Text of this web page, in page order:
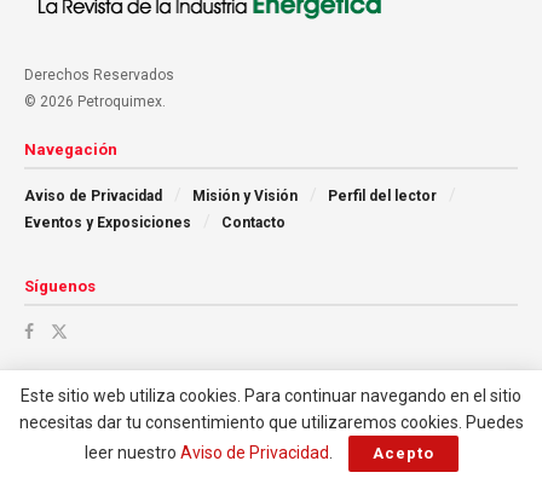
Derechos Reservados
© 2026 Petroquimex.
Navegación
Aviso de Privacidad Misión y Visión
Perfil del lector
Eventos y Exposiciones
Contacto
Síguenos
Este sitio web utiliza cookies. Para continuar navegando en el sitio
necesitas dar tu consentimiento que utilizaremos cookies. Puedes
leer nuestro Aviso de Privacidad Acepto